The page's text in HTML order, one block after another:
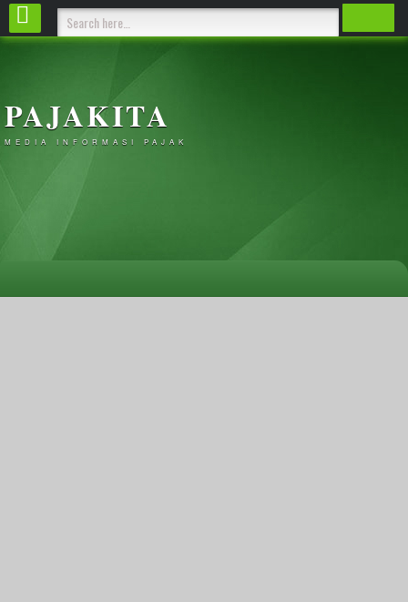
PAJAKITA
MEDIA INFORMASI PAJAK